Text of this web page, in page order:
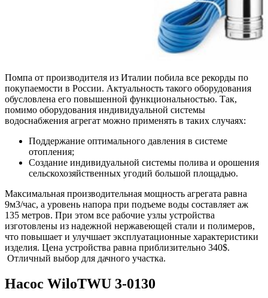
Помпа от производителя из Италии побила все рекорды по
покупаемости в России. Актуальность такого оборудования
обусловлена его повышенной функциональностью. Так,
помимо оборудования индивидуальной системы
водоснабжения агрегат можно применять в таких случаях:
Поддержание оптимального давления в системе
отопления;
Создание индивидуальной системы полива и орошения
сельскохозяйственных угодий большой площадью.
Максимальная производительная мощность агрегата равна
9м3/час, а уровень напора при подъеме воды составляет аж
135 метров. При этом все рабочие узлы устройства
изготовлены из надежной нержавеющей стали и полимеров,
что повышает и улучшает эксплуатационные характеристики
изделия. Цена устройства равна приблизительно 340$.
Отличный выбор для дачного участка.
Насос WiloTWU 3-0130